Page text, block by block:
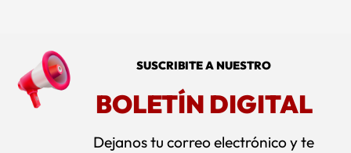
SUSCRIBITE A NUESTRO
BOLETÍN DIGITAL
Dejanos tu correo electrónico y te